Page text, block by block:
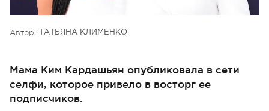
Автор: ТАТЬЯНА КЛИМЕНКО
Мама Ким Кардашьян опубликовала в сети
селфи, которое привело в восторг ее
подписчиков.